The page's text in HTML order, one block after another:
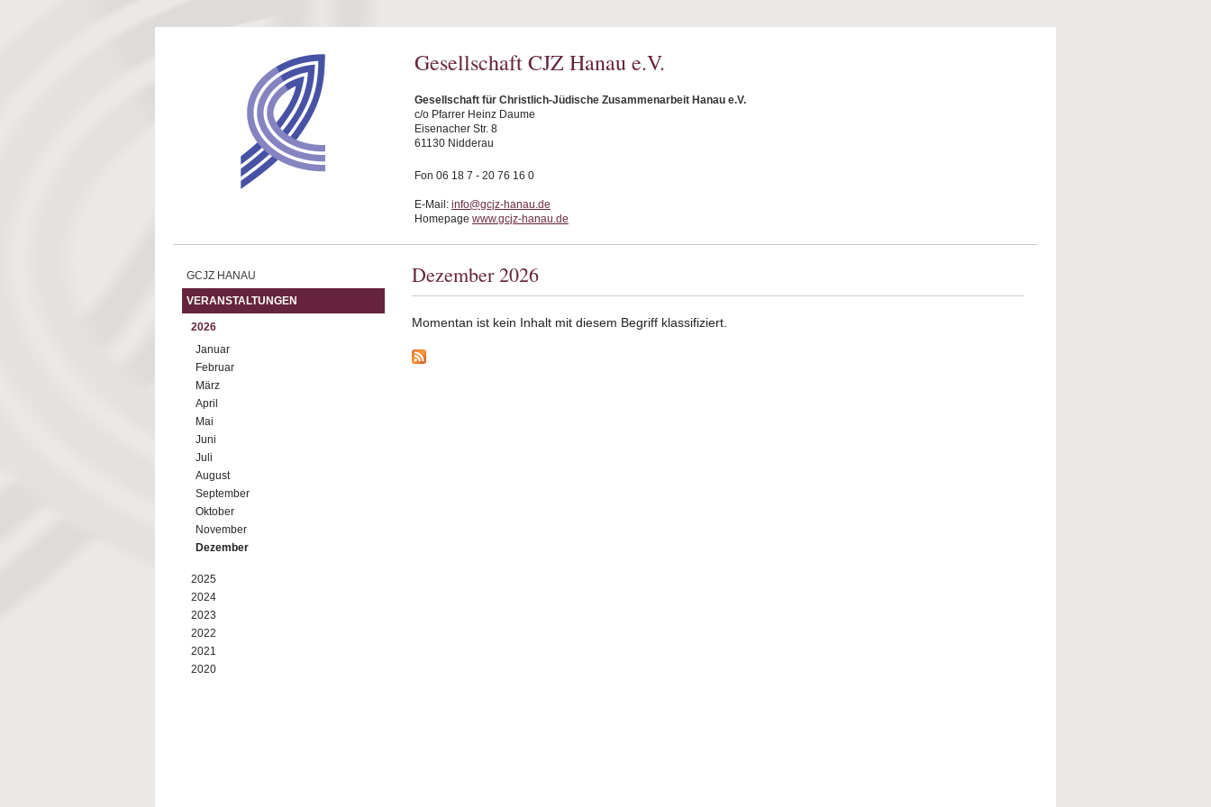
Gesellschaft CJZ Hanau e.V.
Gesellschaft für Christlich-Jüdische Zusammenarbeit Hanau e.V.
c/o Pfarrer Heinz Daume
Eisenacher Str. 8
61130 Nidderau
Fon 06 18 7 - 20 76 16 0
E-Mail: info@gcjz-hanau.de
Homepage www.gcjz-hanau.de
GCJZ HANAU
VERANSTALTUNGEN
2026
Januar
Februar
März
April
Mai
Juni
Juli
August
September
Oktober
November
Dezember
2025
2024
2023
2022
2021
2020
Dezember 2026
Momentan ist kein Inhalt mit diesem Begriff klassifiziert.